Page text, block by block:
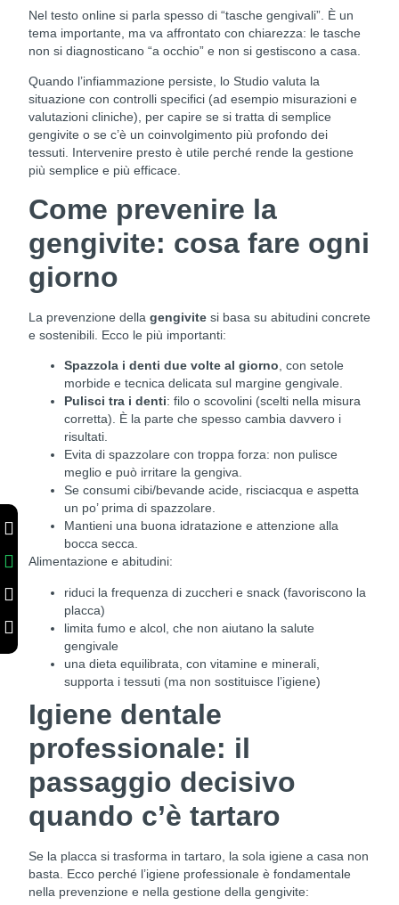
Nel testo online si parla spesso di “tasche gengivali”. È un
tema importante, ma va affrontato con chiarezza: le tasche
non si diagnosticano “a occhio” e non si gestiscono a casa.
Quando l’infiammazione persiste, lo Studio valuta la
situazione con controlli specifici (ad esempio misurazioni e
valutazioni cliniche), per capire se si tratta di semplice
gengivite o se c’è un coinvolgimento più profondo dei
tessuti. Intervenire presto è utile perché rende la gestione
più semplice e più efficace.
Come prevenire la
gengivite: cosa fare ogni
giorno
La prevenzione della gengivite si basa su abitudini concrete
e sostenibili. Ecco le più importanti:
Spazzola i denti due volte al giorno , con setole
morbide e tecnica delicata sul margine gengivale.
Pulisci tra i denti: filo o scovolini (scelti nella misura
corretta). È la parte che spesso cambia davvero i
risultati.
Evita di spazzolare con troppa forza: non pulisce
meglio e può irritare la gengiva.
Se consumi cibi/bevande acide, risciacqua e aspetta
un po’ prima di spazzolare.
Mantieni una buona idratazione e attenzione alla
bocca secca.
Alimentazione e abitudini:
riduci la frequenza di zuccheri e snack (favoriscono la
placca)
limita fumo e alcol, che non aiutano la salute
gengivale
una dieta equilibrata, con vitamine e minerali,
supporta i tessuti (ma non sostituisce l’igiene)
Igiene dentale
professionale: il
passaggio decisivo
quando c’è tartaro
Se la placca si trasforma in tartaro, la sola igiene a casa non
basta. Ecco perché l’igiene professionale è fondamentale
nella prevenzione e nella gestione della gengivite: